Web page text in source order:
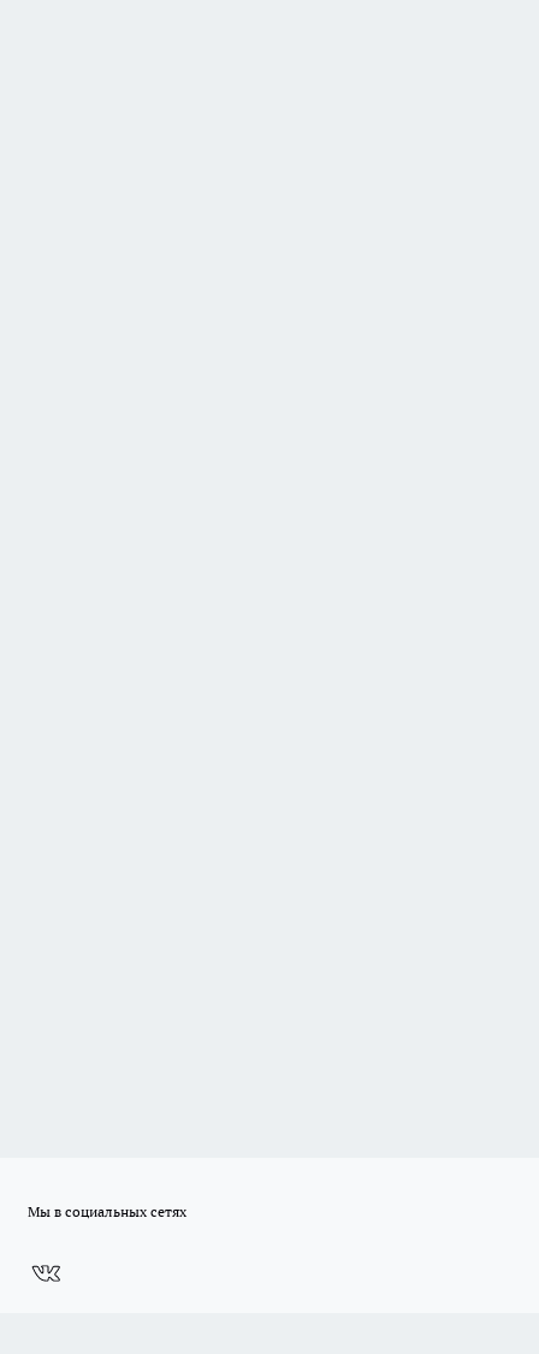
Мы в социальных сетях